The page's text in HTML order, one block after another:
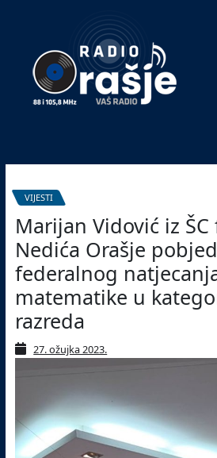
website!
VIJESTI
Marijan Vidović iz ŠC
Nedića Orašje
federalnog
matematike u
razreda
27. ožujka 2023.